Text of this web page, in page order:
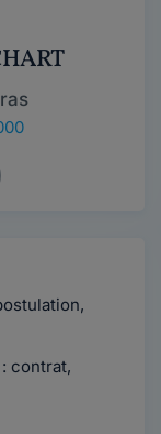
contrat,